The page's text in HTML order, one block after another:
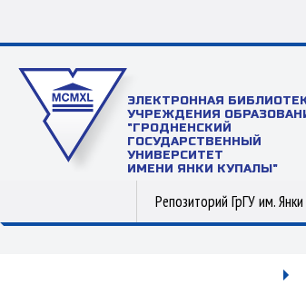
ЭЛЕКТРОННАЯ
УЧРЕЖДЕНИЯ
"ГРОДНЕНСКИЙ
ГОСУДАРСТВЕННЫЙ
УНИВЕРСИТЕТ
ИМЕНИ ЯНКИ КУПАЛЫ"
Репозиторий ГрГУ им.